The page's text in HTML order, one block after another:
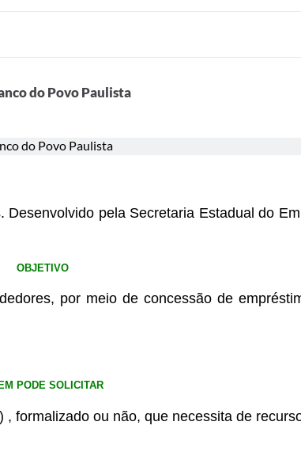
do Povo Paulista
pela Secretaria Estadual do
OBJETIVO
por meio de concessão de
PODE SOLICITAR
formalizado ou não, que necessita de